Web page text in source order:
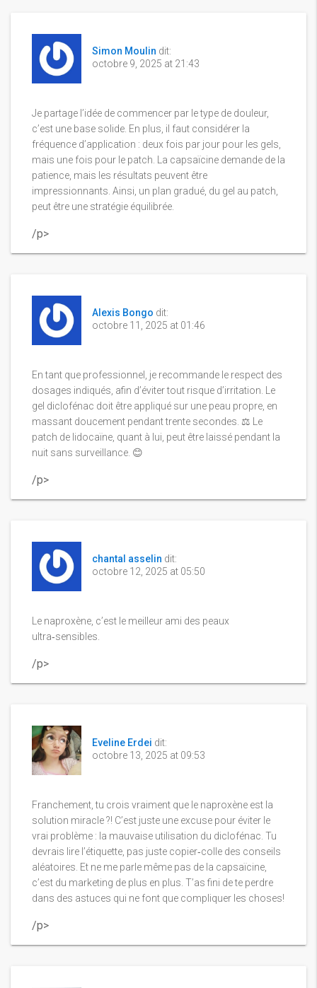
Simon Moulin dit:
octobre 9, 2025 at 21:43
Je partage l’idée de commencer par le type de douleur,
c’est une base solide. En plus, il faut considérer la
fréquence d’application : deux fois par jour pour les gels,
mais une fois pour le patch. La capsaïcine demande de la
patience, mais les résultats peuvent être
impressionnants. Ainsi, un plan gradué, du gel au patch,
peut être une stratégie équilibrée.
/p>
Alexis Bongo dit:
octobre 11, 2025 at 01:46
En tant que professionnel, je recommande le respect des
dosages indiqués, afin d’éviter tout risque d’irritation. Le
gel diclofénac doit être appliqué sur une peau propre, en
massant doucement pendant trente secondes. ⚖️ Le
patch de lidocaïne, quant à lui, peut être laissé pendant la
nuit sans surveillance. 😊
/p>
chantal asselin dit:
octobre 12, 2025 at 05:50
Le naproxène, c’est le meilleur ami des peaux
ultra‑sensibles.
/p>
Eveline Erdei dit:
octobre 13, 2025 at 09:53
Franchement, tu crois vraiment que le naproxène est la
solution miracle ?! C’est juste une excuse pour éviter le
vrai problème : la mauvaise utilisation du diclofénac. Tu
devrais lire l’étiquette, pas juste copier‑colle des conseils
aléatoires. Et ne me parle même pas de la capsaïcine,
c’est du marketing de plus en plus. T’as fini de te perdre
dans des astuces qui ne font que compliquer les choses!
/p>